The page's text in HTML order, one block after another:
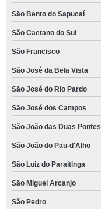
São Bento do Sapucaí
São Caetano do Sul
São Francisco
São José da Bela Vista
São José do Rio Pardo
São José dos Campos
São João das Duas Pontes
São João do Pau-d'Alho
São Luiz do Paraitinga
São Miguel Arcanjo
São Pedro